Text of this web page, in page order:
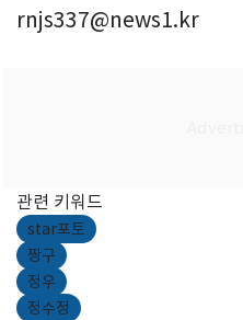
rnjs337@news1.kr
관련 키워드
star포토
짱구
정우
정수정